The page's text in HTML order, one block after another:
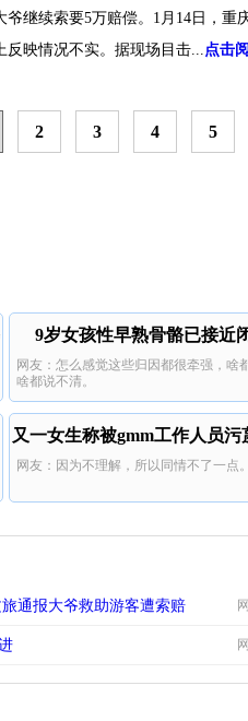
继续索要5万赔偿。1月14日，
反映情况不实。据现场目击...点击
2 3 4 5
9岁女孩性早熟骨骼已接近
网友：怎么感觉这些归因都很牵强，啥
啥都说不清。
又一女生称被gmm工作人员污
网友：因为不理解，所以同情不了一点。
通报大爷救助游客遭索赔